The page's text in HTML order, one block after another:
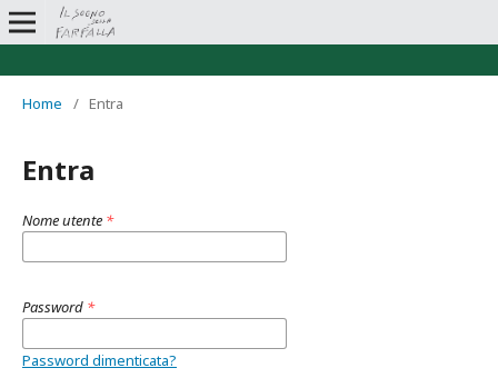
Home / Entra
Entra
Nome utente *
Password *
Password dimenticata?